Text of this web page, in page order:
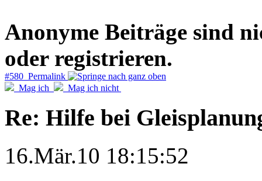
Anonyme Beiträge sind
oder registrieren.
#580 Permalink
Mag ich
Mag ich nicht
Re: Hilfe bei
16.Mär.10 18:15:52